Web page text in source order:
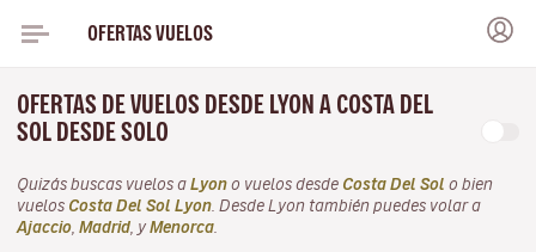
OFERTAS VUELOS
OFERTAS DE VUELOS DESDE LYON A COSTA DEL
SOL DESDE SOLO
Quizás buscas vuelos a Lyon o vuelos desde Costa Del Sol o bien
vuelos Costa Del Sol Lyon . Desde Lyon también puedes volar a
Ajaccio Madrid , y Menorca